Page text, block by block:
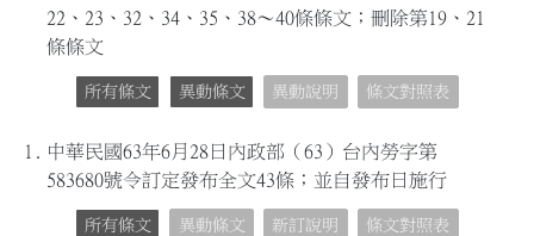
22、23、32、34、35、38～40條條文；刪除第19、21
條條文
所有條文 異動條文 異動說明 條文對照表
1.
中華民國63年6月28日內政部（63）台內勞字第
583680號令訂定發布全文43條；並自發布日施行
所有條文 異動條文 新訂說明 條文對照表